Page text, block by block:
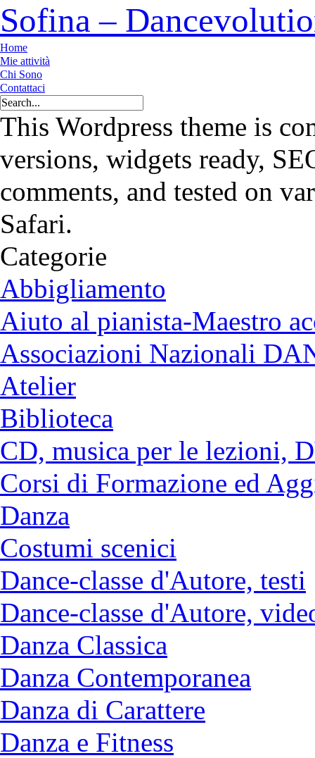
Sofina –
Home
Mie attività
Chi Sono
Contattaci
This Wordpress theme is
versions, widgets ready,
comments, and tested on
Safari.
Categorie
Abbigliamento
Aiuto al pianista-Maestro
Associazioni Nazionali
Atelier
Biblioteca
CD, musica per le lezioni,
Corsi di Formazione ed
Danza
Costumi scenici
Dance-classe d'Autore, testi
Dance-classe d'Autore,
Danza Classica
Danza Contemporanea
Danza di Carattere
Danza e Fitness